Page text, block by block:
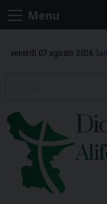
Skip
to
Menu
venerdì 07 agosto 2026